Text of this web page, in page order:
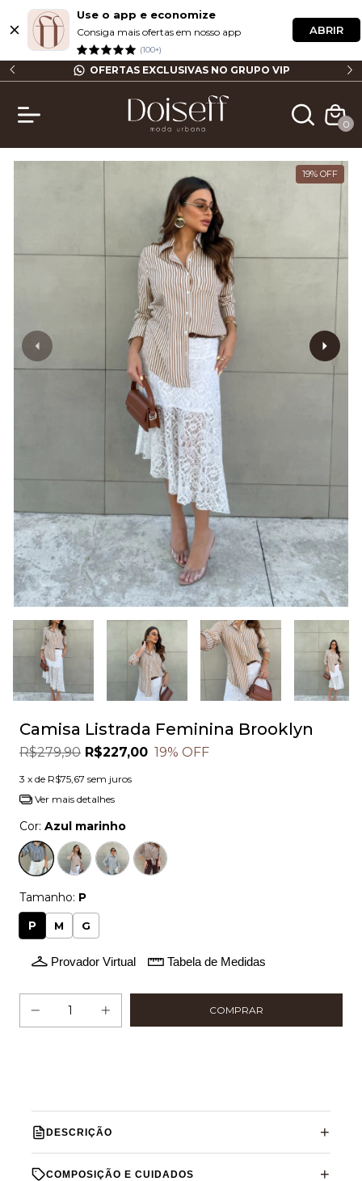
Use o app e economize
Consiga mais ofertas em nosso app
(100+)
ABRIR
FRETE GRÁTIS ACIMA DE R$ 499,90 (SP)
0
19% OFF
Camisa Listrada Feminina Brooklyn
R$279,90 R$227,00 19% OFF
3 x de R$75,67 sem juros
Ver mais detalhes
Cor: Azul marinho
Tamanho: P
P M G
Provador Virtual Tabela de Medidas
DESCRIÇÃO
COMPOSIÇÃO E CUIDADOS